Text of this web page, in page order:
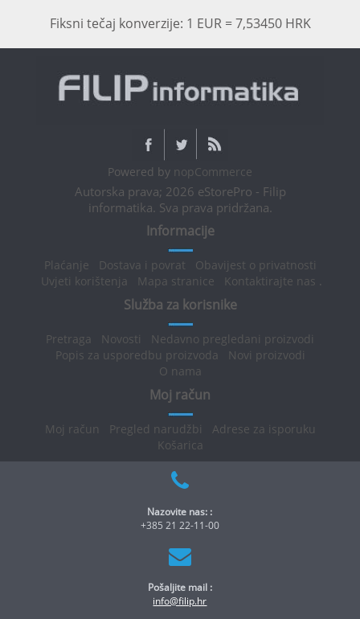
Fiksni tečaj konverzije: 1 EUR = 7,53450 HRK
Powered by nopCommerce
Autorska prava; 2026 eStorePro - Filip
informatika. Sva prava pridržana.
Informacije
Plaćanje Dostava i povrat
Obavijest o privatnosti
Uvjeti korištenja
Mapa stranice Kontaktirajte nas .
Služba za korisnike
Pretraga Novosti
Nedavno pregledani proizvodi
Popis za usporedbu proizvoda
Novi proizvodi
O nama
Moj račun
Moj račun Pregled narudžbi
Adrese za isporuku
Košarica
Nazovite nas: :
+385 21 22-11-00
Pošaljite mail :
info@filip.hr